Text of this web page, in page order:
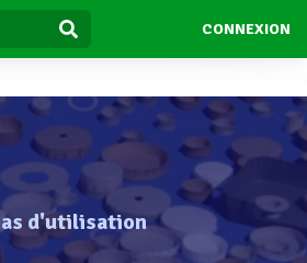
CONNEXION
d'utilisation